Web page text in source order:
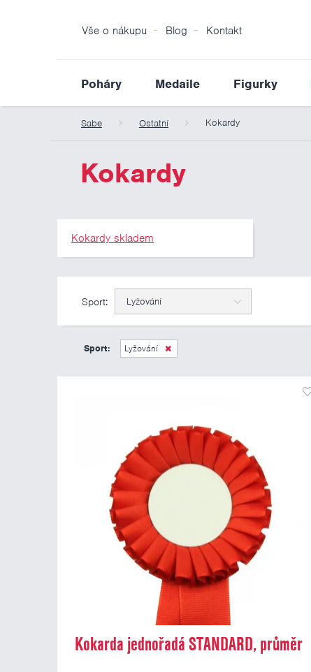
Vše o nákupu Blog Kontakt
Poháry Medaile Figurky
Sabe Ostatní Kokardy
Kokardy
Kokardy skladem
Sport: Lyžování
Sport: Lyžování
Kokarda jednořadá STANDARD, průměr